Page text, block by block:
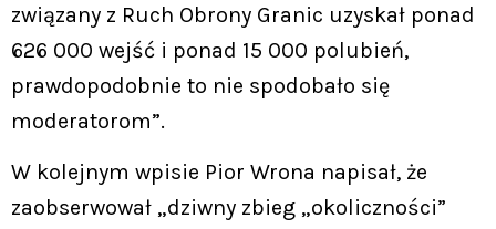
związany z Ruch Obrony Granic uzyskał ponad
626 000 wejść i ponad 15 000 polubień,
prawdopodobnie to nie spodobało się
moderatorom”.
W kolejnym wpisie Pior Wrona napisał, że
zaobserwował „dziwny zbieg „okoliczności”